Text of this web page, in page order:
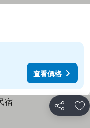
查看價格
分享 加